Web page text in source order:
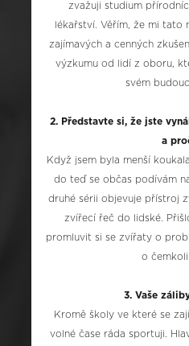
zvažuji studium
lékařství. Věřím, že mi tato
zajímavých a cenných
výzkumu od lidí z oboru,
svém
2. Představte si, že jste
a
Když jsem byla menší
do teď se občas podívám
druhé sérii objevuje přístroj
zvířecí řeč do lidské.
promluvit si se zvířaty o
o čemkoli
3. Vaše
Kromě školy ve které se
volné čase ráda sportuji.